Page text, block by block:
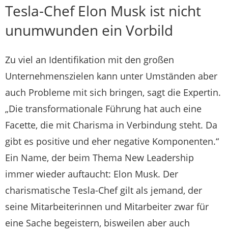
Tesla-Chef Elon Musk ist nicht
unumwunden ein Vorbild
Zu viel an Identifikation mit den großen
Unternehmenszielen kann unter Umständen aber
auch Probleme mit sich bringen, sagt die Expertin.
„Die transformationale Führung hat auch eine
Facette, die mit Charisma in Verbindung steht. Da
gibt es positive und eher negative Komponenten.“
Ein Name, der beim Thema New Leadership
immer wieder auftaucht: Elon Musk. Der
charismatische Tesla-Chef gilt als jemand, der
seine Mitarbeiterinnen und Mitarbeiter zwar für
eine Sache begeistern, bisweilen aber auch